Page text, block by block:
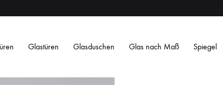
Glastüren Glasduschen Glas nach Maß Spiegel